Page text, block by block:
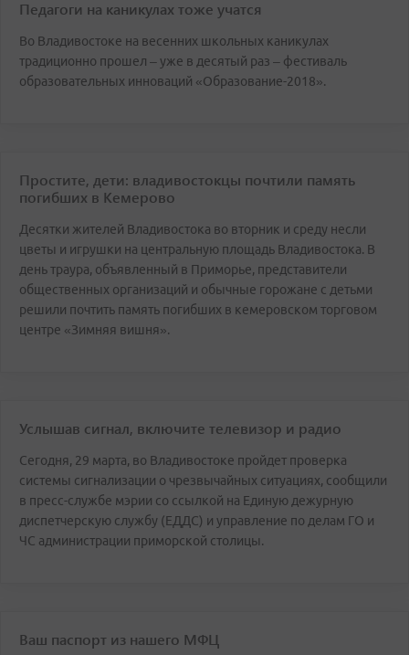
Педагоги на каникулах тоже учатся
Во Владивостоке на весенних школьных каникулах
традиционно прошел – уже в десятый раз – фестиваль
образовательных инноваций «Образование-2018».
Простите, дети: владивостокцы почтили память
погибших в Кемерово
Десятки жителей Владивостока во вторник и среду несли
цветы и игрушки на центральную площадь Владивостока. В
день траура, объявленный в Приморье, представители
общественных организаций и обычные горожане с детьми
решили почтить память погибших в кемеровском торговом
центре «Зимняя вишня».
Услышав сигнал, включите телевизор и радио
Сегодня, 29 марта, во Владивостоке пройдет проверка
системы сигнализации о чрезвычайных ситуациях, сообщили
в пресс-службе мэрии со ссылкой на Единую дежурную
диспетчерскую службу (ЕДДС) и управление по делам ГО и
ЧС администрации приморской столицы.
Ваш паспорт из нашего МФЦ